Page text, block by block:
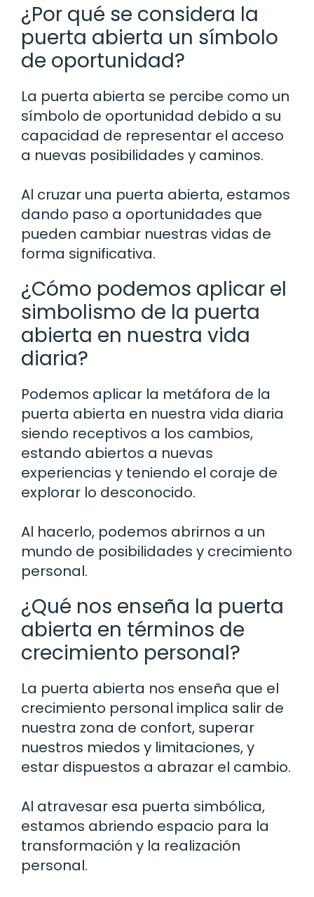
¿Por qué se considera la
puerta abierta un símbolo
de oportunidad?
La puerta abierta se percibe como un
símbolo de oportunidad debido a su
capacidad de representar el acceso
a nuevas posibilidades y caminos.
Al cruzar una puerta abierta, estamos
dando paso a oportunidades que
pueden cambiar nuestras vidas de
forma significativa.
¿Cómo podemos aplicar el
simbolismo de la puerta
abierta en nuestra vida
diaria?
Podemos aplicar la metáfora de la
puerta abierta en nuestra vida diaria
siendo receptivos a los cambios,
estando abiertos a nuevas
experiencias y teniendo el coraje de
explorar lo desconocido.
Al hacerlo, podemos abrirnos a un
mundo de posibilidades y crecimiento
personal.
¿Qué nos enseña la puerta
abierta en términos de
crecimiento personal?
La puerta abierta nos enseña que el
crecimiento personal implica salir de
nuestra zona de confort, superar
nuestros miedos y limitaciones, y
estar dispuestos a abrazar el cambio.
Al atravesar esa puerta simbólica,
estamos abriendo espacio para la
transformación y la realización
personal.